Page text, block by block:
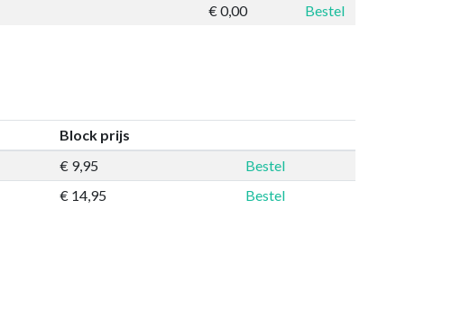
€ 0,00 Bestel
Block prijs
€ 9,95
Bestel
€ 14,95 Bestel